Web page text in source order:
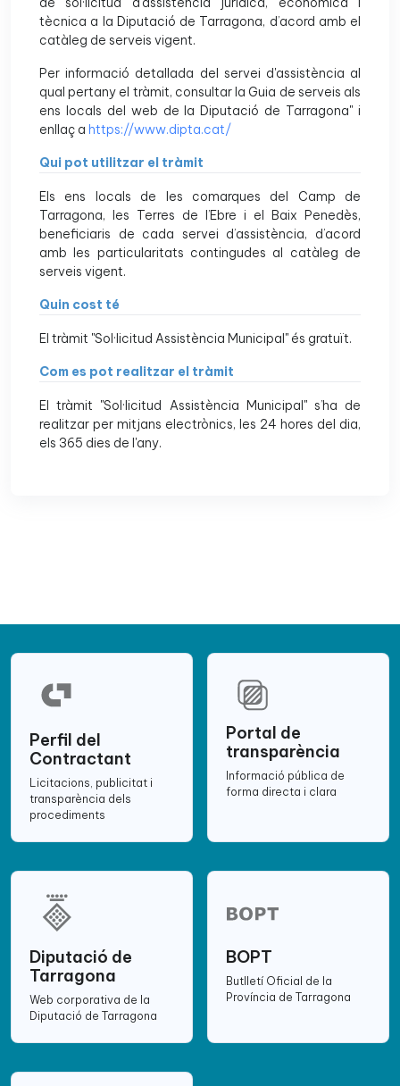
tècnica a la Diputació de Tarragona, d’acord amb el
catàleg de serveis vigent.
Per informació detallada del servei d'assistència al
qual pertany el tràmit, consultar la Guia de serveis als
ens locals del web de la Diputació de Tarragona" i
enllaç a https://www.dipta.cat/
Qui pot utilitzar el tràmit
Els ens locals de les comarques del Camp de
Tarragona, les Terres de l’Ebre i el Baix Penedès,
beneficiaris de cada servei d’assistència, d’acord
amb les particularitats contingudes al catàleg de
serveis vigent.
Quin cost té
El tràmit "Sol·licitud Assistència Municipal" és gratuït.
Com es pot realitzar el tràmit
El tràmit "Sol·licitud Assistència Municipal" s’ha de
realitzar per mitjans electrònics, les 24 hores del dia,
els 365 dies de l'any.
Perfil del
Contractant
Licitacions, publicitat i
transparència dels
procediments
Portal de
transparència
Informació pública de
forma directa i clara
Diputació de
Tarragona
Web corporativa de la
Diputació de Tarragona
BOPT
Butlletí Oficial de la
Província de Tarragona